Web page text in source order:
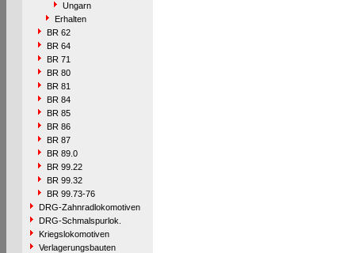
Ungarn
Erhalten
BR 62
BR 64
BR 71
BR 80
BR 81
BR 84
BR 85
BR 86
BR 87
BR 89.0
BR 99.22
BR 99.32
BR 99.73-76
DRG-Zahnradlokomotiven
DRG-Schmalspurlok.
Kriegslokomotiven
Verlagerungsbauten